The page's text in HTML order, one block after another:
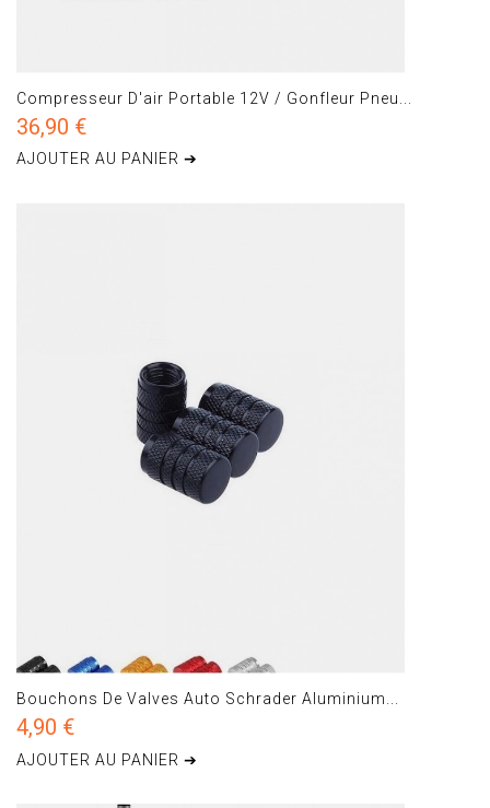
Compresseur D'air Portable 12V / Gonfleur Pneu...
36,90 €
AJOUTER AU PANIER ➔
Bouchons De Valves Auto Schrader Aluminium...
4,90 €
AJOUTER AU PANIER ➔